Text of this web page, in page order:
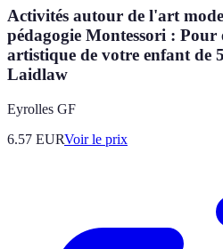
Activités autour de l'art
pédagogie Montessori : Pour
artistique de votre enfant de
Laidlaw
Eyrolles GF
6.57 EURVoir le prix